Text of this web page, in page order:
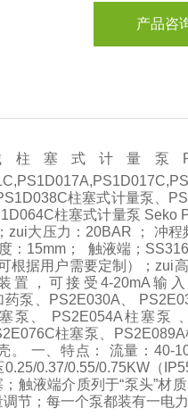
产品咨
柱塞式计量泵
柱塞式计量泵、
柱塞式计量泵 Seko
大压力：20BAR ； 冲程
：15mm； 触液端；
根据用户需要定制）；
，可接受4-20mA输
泵、PS2E030A、
泵、 PS2E054A柱塞泵
柱塞泵、
一、特点： 流量：40-
0.37/0.55/0.75KW（
触液端介质列于“泵头”材
；每一个泵都装有一电